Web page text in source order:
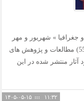
جغرافیا » شهریور و مهر
1385 - شماره 107 و 108 (3 صفحه - از 53 تا 55) مطالعات و پژوهش های
آثار منتشر شده در این
۱۱:۳۲